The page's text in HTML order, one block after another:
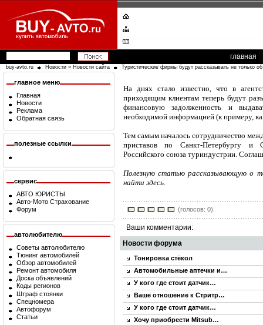
главная
buy-avto.ru Новости » Новости сайта Туристические фирмы будут рассказывать не только
главное меню
Главная
Новости
Реклама
Обратная связь
полезные ссылки
сервис
АВТО ЮРИСТЫ
Авто-Мото Страхование
Форум
автолюбителю
Советы автолюбителю
Тюнинг автомобилей
Обзор автомобилей
Ремонт автомобиля
Доска объявлений
Коды регионов
Штраф стоянки
Спецномера
Автофорум
Статьи
На днях стало известно, что в
приходящим клиентам теперь будут
финансовую задолженность и
необходимой информацией (к примеру,
Тем самым началось сотрудничество
приставов по Санкт-Петербургу и
Российского союза туриндустрии.
Полезную статью рассказывающую о
найти здесь.
(голосов: 0)
Ваши комментарии:
Новости форума
Тонировка стёкол
Автомобильные аптечки и…
У кого где стоит датчик…
Ваше отношение к Стритр…
У кого где стоит датчик…
Хочу приобрести Mitsub…